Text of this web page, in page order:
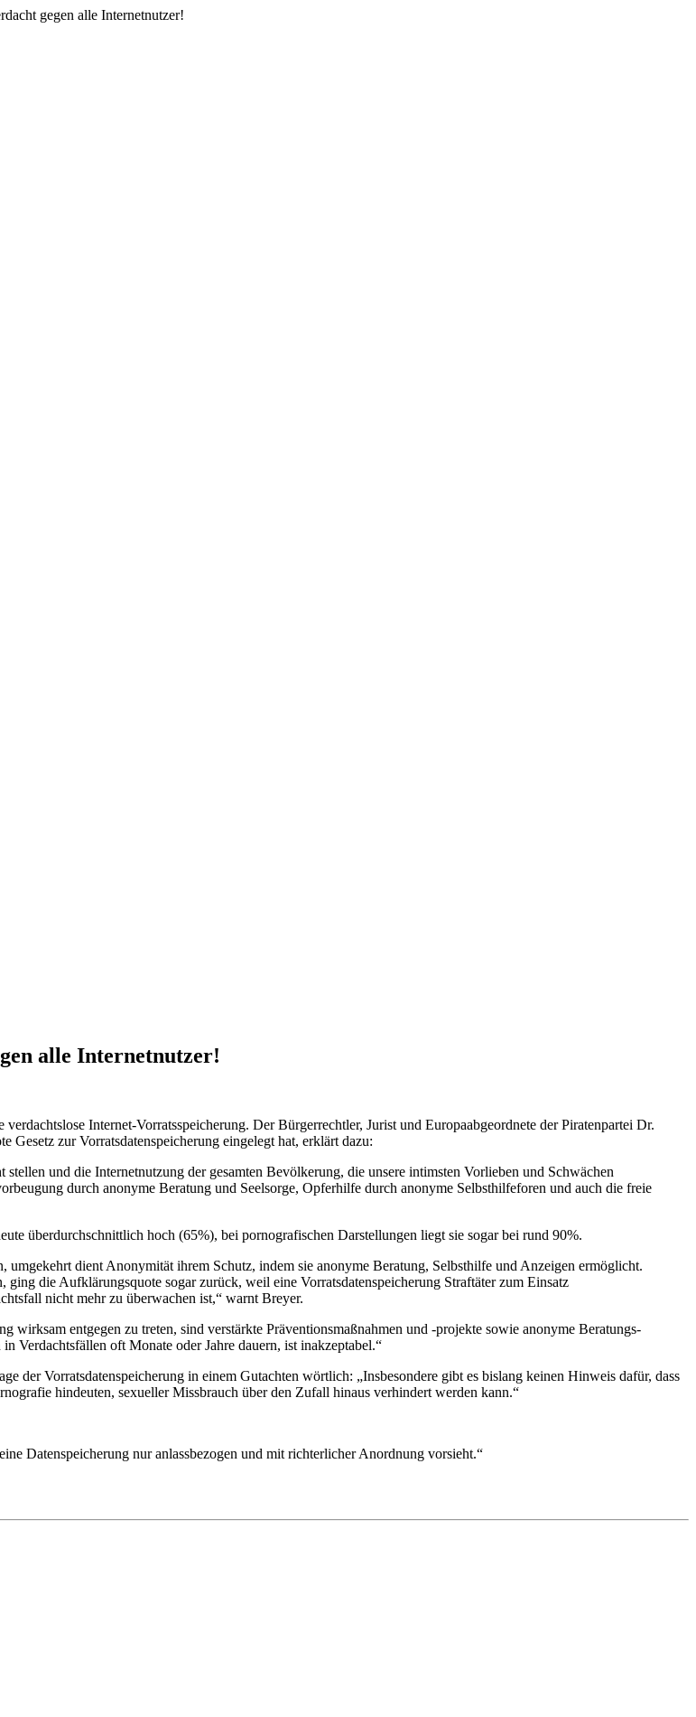
gegen alle Internetnutzer!
alle Internetnutzer!
Internet-Vorratsspeicherung. Der Bürgerrechtler, Jurist und Europaabgeordnete der Piratenpartei Dr.
Gesetz zur Vorratsdatenspeicherung eingelegt hat, erklärt dazu:
und die Internetnutzung der gesamten Bevölkerung, die unsere intimsten Vorlieben und Schwächen
durch anonyme Beratung und Seelsorge, Opferhilfe durch anonyme Selbsthilfeforen und auch die freie
überdurchschnittlich hoch (65%), bei pornografischen Darstellungen liegt sie sogar bei rund 90%.
dient Anonymität ihrem Schutz, indem sie anonyme Beratung, Selbsthilfe und Anzeigen ermöglicht.
die Aufklärungsquote sogar zurück, weil eine Vorratsdatenspeicherung Straftäter zum Einsatz
nicht mehr zu überwachen ist,“ warnt Breyer.
wirksam entgegen zu treten, sind verstärkte Präventionsmaßnahmen und -projekte sowie anonyme Beratungs-
Verdachtsfällen oft Monate oder Jahre dauern, ist inakzeptabel.“
der Vorratsdatenspeicherung in einem Gutachten wörtlich: „Insbesondere gibt es bislang keinen Hinweis dafür, dass
hindeuten, sexueller Missbrauch über den Zufall hinaus verhindert werden kann.“
Datenspeicherung nur anlassbezogen und mit richterlicher Anordnung vorsieht.“